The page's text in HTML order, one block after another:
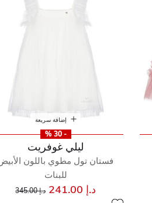
إضافة سريعة
- 30 %
ليلي غوفريت
فستان تول مطوي باللون
للبنات
د.إ 241.00 سعر مخفض مند.إ 345.00 إلى